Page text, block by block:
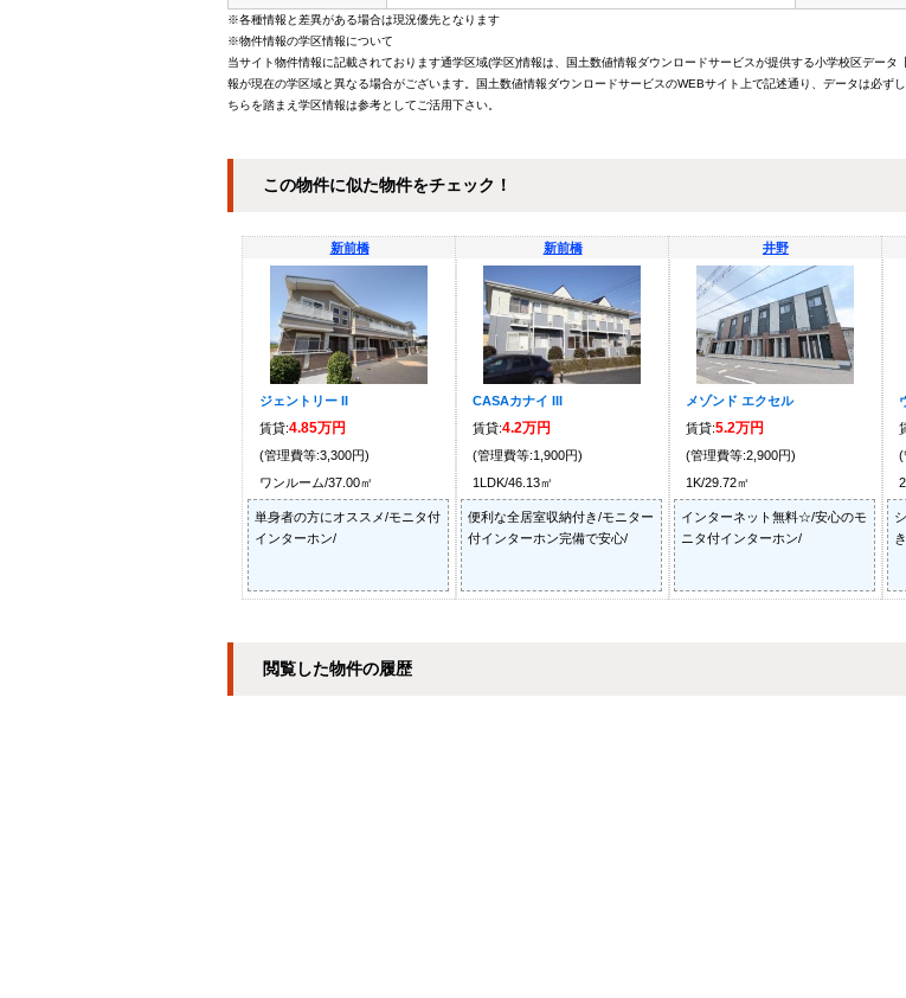
※各種情報と差異がある場合は現況優先となります
※物件情報の学区情報について
当サイト物件情報に記載されております通学区域(学区)情報は、国土数値情報ダウンロードサービスが提供する小学校区デー
報が現在の学区域と異なる場合がございます。国土数値情報ダウンロードサービスのWEBサイト上で記述通り、データは必
ちらを踏まえ学区情報は参考としてご活用下さい。
この物件に似た物件をチェック！
新前橋
ジェントリー II
賃貸:4.85万円
(管理費等:3,300円)
ワンルーム/37.00㎡
単身者の方にオススメ/モニタ付
インターホン/
新前橋
CASAカナイ III
賃貸:4.2万円
(管理費等:1,900円)
1LDK/46.13㎡
便利な全居室収納付き/モニター
付インターホン完備で安心/
井野
メゾンド エクセル
賃貸:5.2万円
(管理費等:2,900円)
1K/29.72㎡
インターネット無料☆/安心のモ
ニタ付インターホン/
(
閲覧した物件の履歴